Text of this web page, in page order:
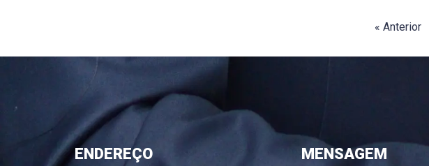
« Anterior
ENDEREÇO MENSAGEM